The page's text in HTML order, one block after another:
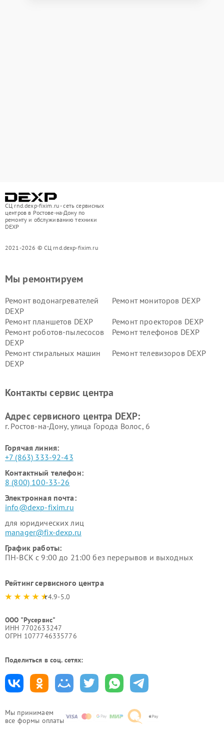
СЦ rnd.dexp-fixim.ru - сеть сервисных
центров в Ростове-на-Дону по
ремонту и обслуживанию техники
DEXP
2021-2026 © СЦ rnd.dexp-fixim.ru
Мы принимаем
все формы оплаты
Мы ремонтируем
Ремонт водонагревателей
DEXP
Ремонт мониторов DEXP
Ремонт планшетов DEXP
Ремонт проекторов DEXP
Ремонт роботов-пылесосов
DEXP
Ремонт телефонов DEXP
Ремонт стиральных машин
DEXP
Ремонт телевизоров DEXP
Ремонт серверов DEXP
Ремонт мини пк DEXP
Контакты сервис центра
Адрес сервисного центра DEXP:
г. Ростов-на-Дону, улица Города Волос, 6
Горячая линия:
+7 (863) 333-92-43
Контактный телефон:
8 (800) 100-33-26
Электронная почта:
info@dexp-fixim.ru
для юридических лиц
manager@fix-dexp.ru
График работы:
ПН-ВСК с 9:00 до 21:00 без перерывов и выходных
Рейтинг сервисного центра
4.9-5.0
ООО "Русервис"
ИНН 7702633247
ОГРН 1077746335776
Поделиться в соц. сетях: